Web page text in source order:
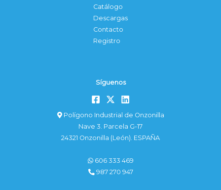
Catálogo
Descargas
Contacto
Registro
Síguenos
Polígono Industrial de Onzonilla
Nave 3. Parcela G-17
24321 Onzonilla (León). ESPAÑA
606 333 469
987 270 947